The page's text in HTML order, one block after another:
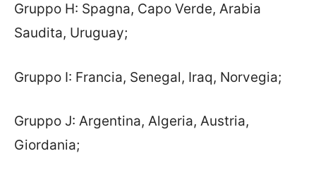
Gruppo H: Spagna, Capo Verde, Arabia
Saudita, Uruguay;
Gruppo I: Francia, Senegal, Iraq, Norvegia;
Gruppo J: Argentina, Algeria, Austria,
Giordania;